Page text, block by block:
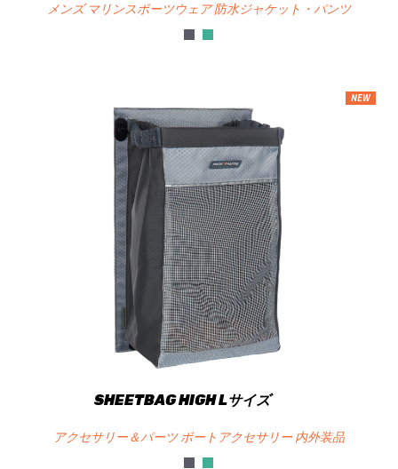
メンズ マリンスポーツウェア 防水ジャケット・パンツ
NEW
SHEETBAG HIGH Lサイズ
アクセサリー＆パーツ ボートアクセサリー 内外装品